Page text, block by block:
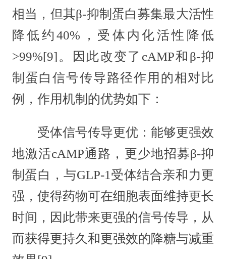
相当，但其β-抑制蛋白募集最大活性
降低约40%，受体内化活性降低
>99%[9]。因此改变了cAMP和β-抑
制蛋白信号传导路径作用的相对比
例，作用机制的优势如下：
受体信号传导更优：能够更强效
地激活cAMP通路，更少地招募β-抑
制蛋白，与GLP-1受体结合亲和力更
强，使得药物可在细胞表面维持更长
时间，因此带来更强的信号传导，从
而获得更持久和更强效的降糖与减重